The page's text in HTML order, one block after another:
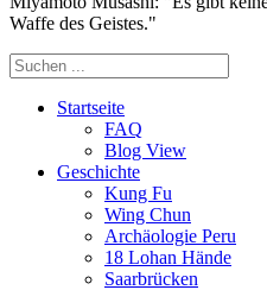
Waffe des Geistes."
Startseite
FAQ
Blog View
Geschichte
Kung Fu
Wing Chun
Archäologie Peru
18 Lohan Hände
Saarbrücken